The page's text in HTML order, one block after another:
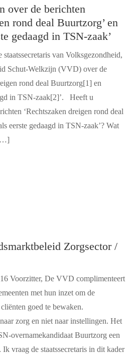
over de berichten
rond deal Buurtzorg’ en
gedaagd in TSN-zaak’
van Volksgezondheid,
Schut-Welkzijn (VVD) over de
rond deal Buurtzorg[1] en
in TSN-zaak[2]’. Heeft u
‘Rechtszaken dreigen rond deal
eerste gedaagd in TSN-zaak’? Wat
Zorgsector /
Voorzitter, De VVD complimenteert
met hun inzet om de
goed te bewaken.
zorg en niet naar instellingen. Het
overnamekandidaat Buurtzorg een
vraag de staatssecretaris in dit kader